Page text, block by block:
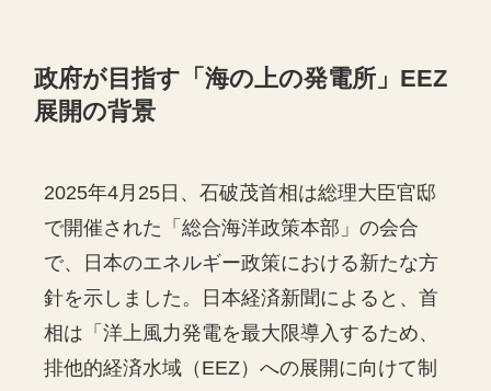
政府が目指す「海の上の発電所」EEZ
展開の背景
2025年4月25日、石破茂首相は総理大臣官邸
で開催された「総合海洋政策本部」の会合
で、日本のエネルギー政策における新たな方
針を示しました。日本経済新聞によると、首
相は「洋上風力発電を最大限導入するため、
排他的経済水域（EEZ）への展開に向けて制